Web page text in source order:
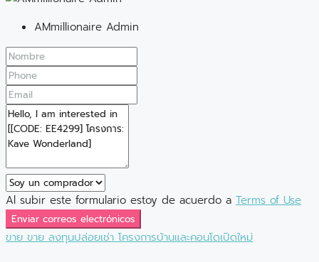
AMmillionaire Admin
Al subir este formulario estoy de acuerdo a Terms of Use
Enviar correos electrónicos
ขาย ขาย ลงทุนปล่อยเช่า โครงการบ้านและคอนโดเปิดใหม่